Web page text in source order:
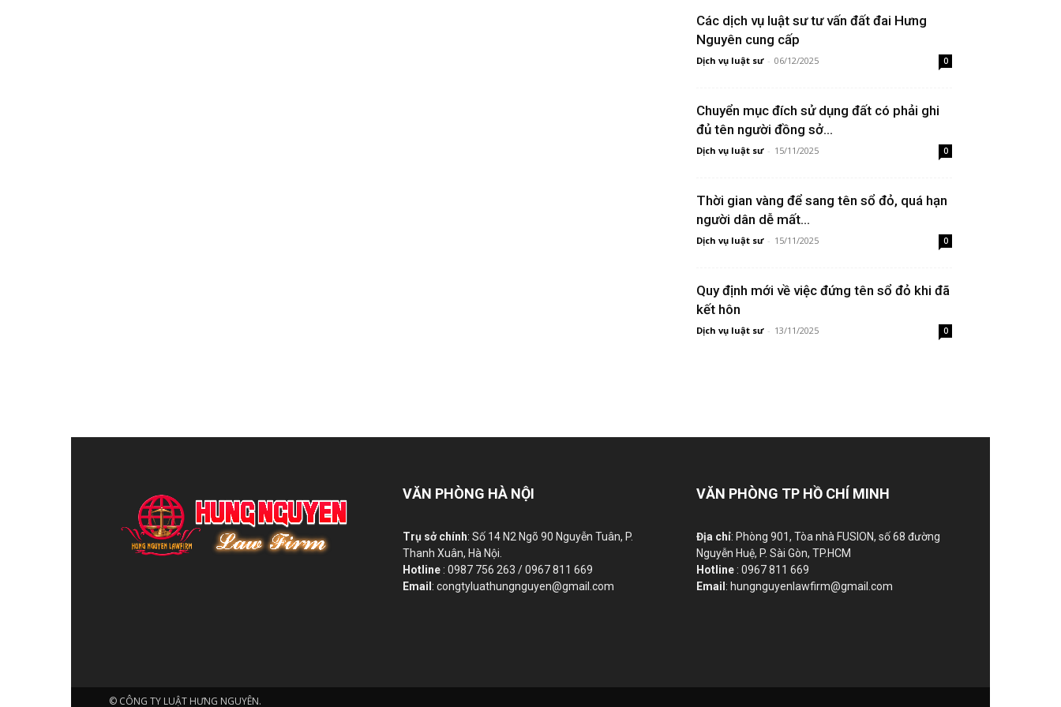
Các dịch vụ luật sư tư vấn đất đai Hưng
Nguyên cung cấp
Dịch vụ luật sư - 06/12/2025 0
Chuyển mục đích sử dụng đất có phải ghi
đủ tên người đồng sở...
Dịch vụ luật sư - 15/11/2025 0
Thời gian vàng để sang tên sổ đỏ, quá hạn
người dân dễ mất...
Dịch vụ luật sư - 15/11/2025 0
Quy định mới về việc đứng tên sổ đỏ khi đã
kết hôn
Dịch vụ luật sư - 13/11/2025 0
VĂN PHÒNG HÀ NỘI
Trụ sở chính: Số 14 N2 Ngõ 90 Nguyễn Tuân, P.
Thanh Xuân, Hà Nội.
Hotline : 0987 756 263 / 0967 811 669
Email : congtyluathungnguyen@gmail.com
VĂN PHÒNG TP HỒ CHÍ MINH
Địa chỉ: Phòng 901, Tòa nhà FUSION, số 68 đường
Nguyễn Huệ, P. Sài Gòn, TP.HCM
Hotline : 0967 811 669
Email : hungnguyenlawfirm@gmail.com
© CÔNG TY LUẬT HƯNG NGUYÊN.